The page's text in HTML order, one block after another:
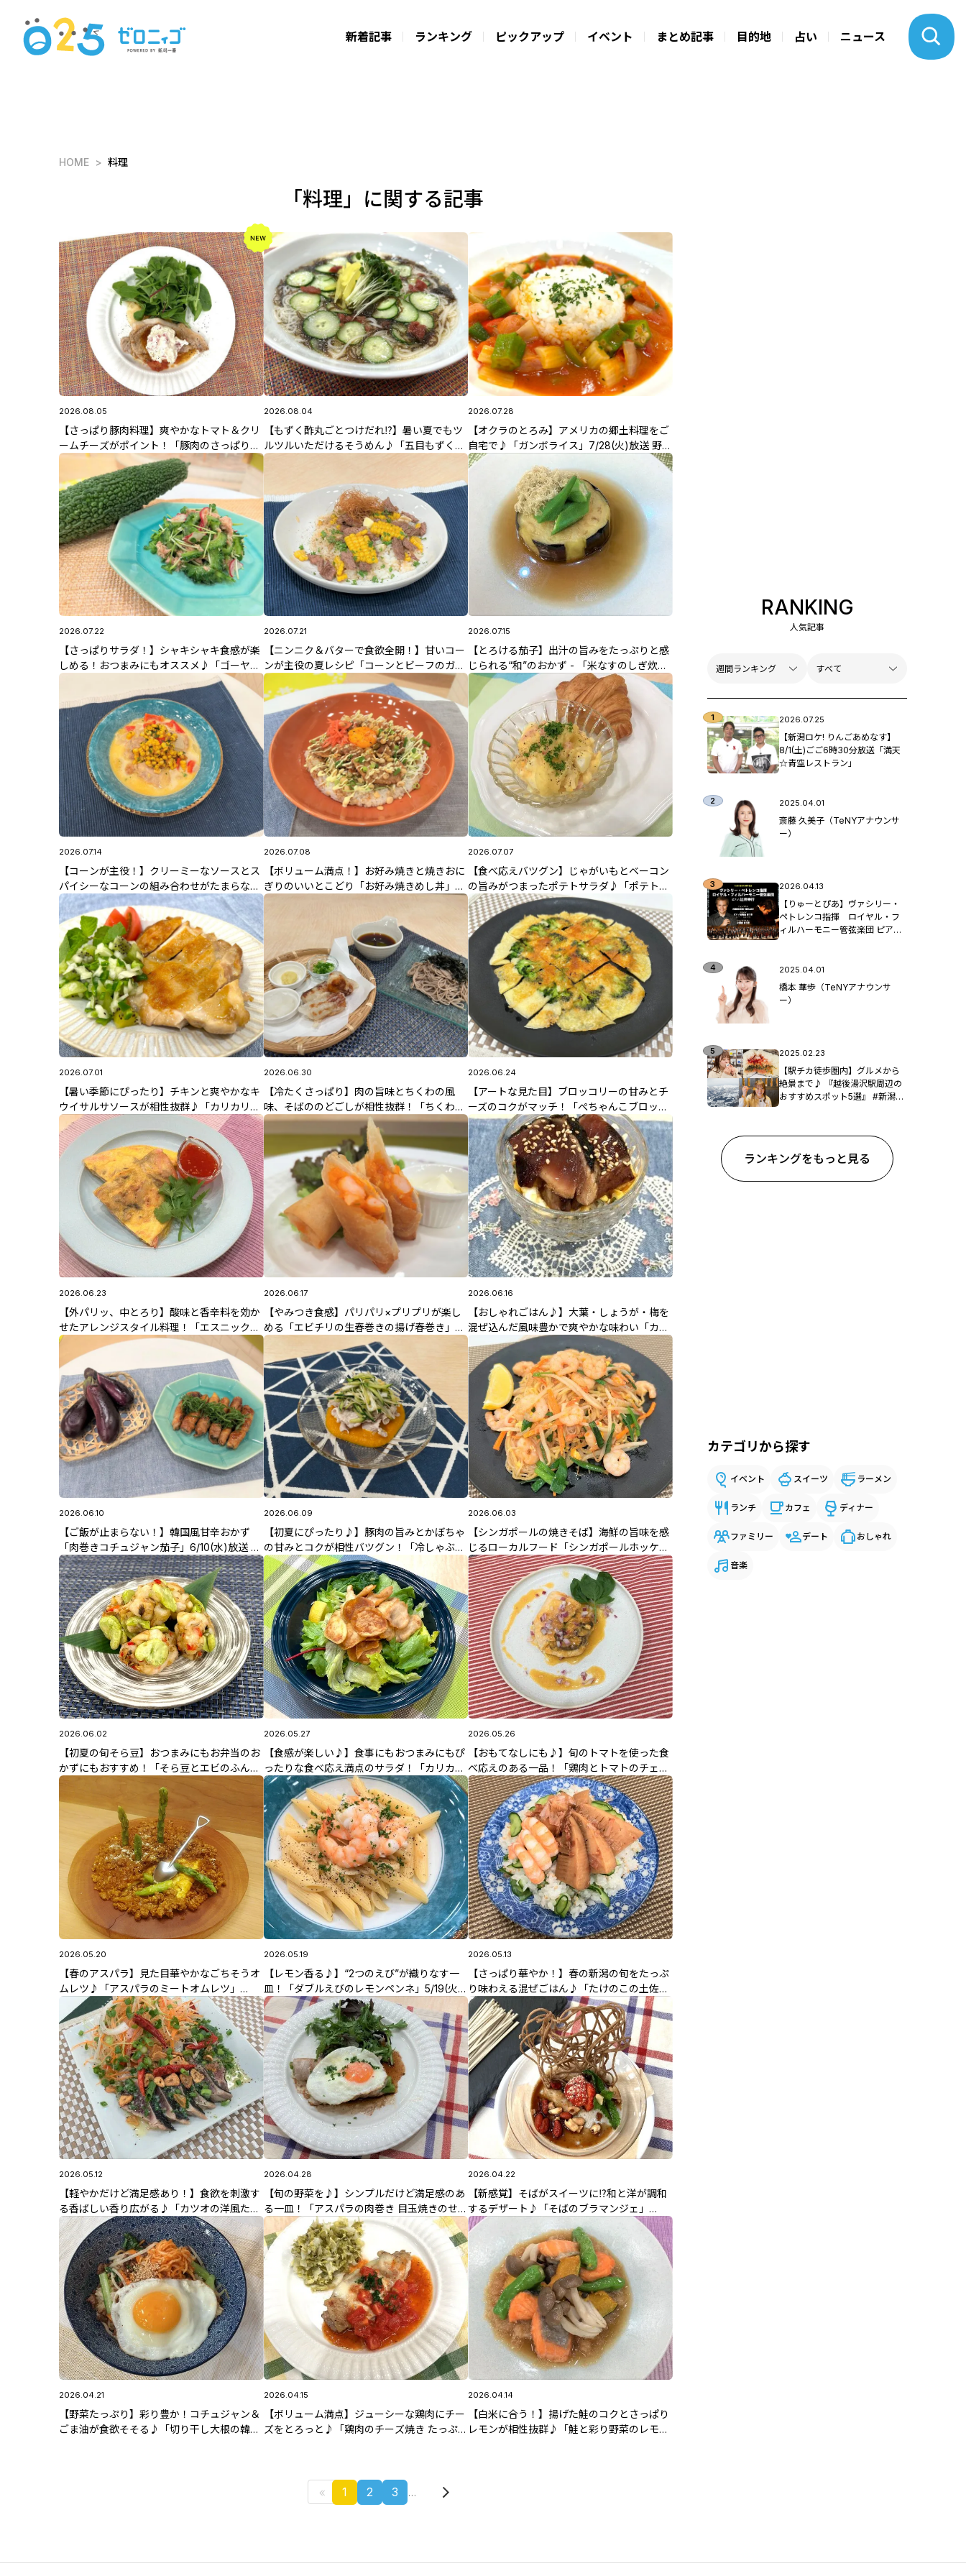
新着記事 ランキング ピックアップ イベント まとめ記事 目的地 占い ニュース
HOME 料理
「料理」に関する記事
2026.08.05
【さっぱり豚肉料理】爽やかなトマト＆クリ
ームチーズがポイント！「豚肉のさっぱりソ
テー トマトクリームチーズのせ」8/5(水)放
送 中島先生のレシピ
2026.08.04
【もずく酢丸ごとつけだれ⁉】暑い夏でもツ
ルツルいただけるそうめん♪「五目もずくそ
うめん」8/4(火)放送 佐藤智香子先生のレシ
ピ
2026.07.28
【オクラのとろみ】アメリカの郷土料理をご
自宅で♪「ガンボライス」7/28(火)放送 野股
先生のレシピ
2026.07.22
【さっぱりサラダ！】シャキシャキ食感が楽
しめる！おつまみにもオススメ♪「ゴーヤと
ツナの香りサラダ」7/22(水)放送 佐藤智香子
先生のレシピ
2026.07.21
【ニンニク＆バターで食欲全開！】甘いコー
ンが主役の夏レシピ「コーンとビーフのガー
リックバターライス」7/21(火)放送 野股先生
のレシピ
2026.07.15
【とろける茄子】出汁の旨みをたっぷりと感
じられる“和”のおかず - 「米なすのしぎ炊
き」 7/15(水)放送 佐藤智香子先生のレシピ
2026.07.14
【コーンが主役！】クリーミーなソースとス
パイシーなコーンの組み合わせがたまらない
♪「鶏肉のコーンクリーム煮 スパイスコーン
のせ」7/14(火)放送 中島先生のレシピ
2026.07.08
【ボリューム満点！】お好み焼きと焼きおに
ぎりのいいとこどり「お好み焼きめし丼」
7/8(水)放送 野股先生のレシピ
2026.07.07
【食べ応えバツグン】じゃがいもとベーコン
の旨みがつまったポテトサラダ♪「ポテトと
ベーコンのマヨサラダ」7/7(火)放送 中島先
生のレシピ
2026.07.01
【暑い季節にぴったり】チキンと爽やかなキ
ウイサルサソースが相性抜群♪「カリカリチ
キンソテーのキウイサルサソース」 7/1(水)
放送 佐藤智香子先生のレシピ
2026.06.30
【冷たくさっぱり】肉の旨味とちくわの風
味、そばののどごしが相性抜群！「ちくわ肉
詰め焼きのざるそば」6/30(火)放送 中島先生
のレシピ
2026.06.24
【アートな見た目】ブロッコリーの甘みとチ
ーズのコクがマッチ！「ぺちゃんこブロッコ
リーのチーズチヂミ」6/24(水)放送 野股先生
のレシピ
2026.06.23
【外パリッ、中とろり】酸味と香辛料を効か
せたアレンジスタイル料理！「エスニック風
ライスペーパー焼き」6/23(火)放送 智香子先
生のレシピ
2026.06.17
【やみつき食感】パリパリ×プリプリが楽し
める「エビチリの生春巻きの揚げ春巻き」
6/17(水)放送 野股先生のレシピ
2026.06.16
【おしゃれごはん♪】大葉・しょうが・梅を
混ぜ込んだ風味豊かで爽やかな味わい「カツ
オのカクテルライス」6/16(火)放送 中島先生
のレシピ
2026.06.10
【ご飯が止まらない！】韓国風甘辛おかず
「肉巻きコチュジャン茄子」6/10(水)放送 智
香子先生のレシピ
2026.06.09
【初夏にぴったり♪】豚肉の旨みとかぼちゃ
の甘みとコクが相性バツグン！「冷しゃぶの
かぼちゃソース」6/9(火)放送 中島先生のレ
シピ
2026.06.03
【シンガポールの焼きそば】海鮮の旨味を感
じるローカルフード「シンガポールホッケン
ミー」6/3(水)放送 野股先生のレシピ
2026.06.02
【初夏の旬そら豆】おつまみにもお弁当のお
かずにもおすすめ！「そら豆とエビのふんわ
り揚げ」6/2(火)放送 智香子先生のレシピ
2026.05.27
【食感が楽しい♪】食事にもおつまみにもぴ
ったりな食べ応え満点のサラダ！「カリカ
リ！ポテトとチキンのサラダ」5/27(水)放送
中島先生のレシピ
2026.05.26
【おもてなしにも♪】旬のトマトを使った食
べ応えのある一品！「鶏肉とトマトのチェダ
ーチーズ焼き」5/26(火)放送 智香子先生のレ
シピ
2026.05.20
【春のアスパラ】見た目華やかなごちそうオ
ムレツ♪「アスパラのミートオムレツ」
5/20(水)放送 野股先生のレシピ
2026.05.19
【レモン香る♪】“2つのえび”が織りなす一
皿！「ダブルえびのレモンペンネ」5/19(火)
放送 中島先生のレシピ
2026.05.13
【さっぱり華やか！】春の新潟の旬をたっぷ
り味わえる混ぜごはん♪「たけのこの土佐煮
と塩揉みきゅうりの混ぜご飯」5/13(水)放送
智香子先生のレシピ
2026.05.12
【軽やかだけど満足感あり！】食欲を刺激す
る香ばしい香り広がる♪「カツオの洋風たた
き」5/12(火)放送 野股先生のレシピ
2026.04.28
【旬の野菜を♪】シンプルだけど満足感のあ
る一皿！「アスパラの肉巻き 目玉焼きのせ」
4/28(水)放送 中島先生のレシピ
2026.04.22
【新感覚】そばがスイーツに⁉和と洋が調和
するデザート♪「そばのブラマンジェ」
4/22(水)放送 野股先生のレシピ
2026.04.21
【野菜たっぷり】彩り豊か！コチュジャン＆
ごま油が食欲そそる♪「切り干し大根の韓国
2026.04.15
【ボリューム満点】ジューシーな鶏肉にチー
ズをとろっと♪「鶏肉のチーズ焼き たっぷり
2026.04.14
【白米に合う！】揚げた鮭のコクとさっぱり
レモンが相性抜群♪「鮭と彩り野菜のレモン
1 2 3 …
RANKING
人気記事
2026.07.25
【新潟ロケ! りんごあめなす】
8/1(土)ごご6時30分放送「満天
☆青空レストラン」
2025.04.01
斎藤 久美子（TeNYアナウンサ
ー）
2026.04.13
【りゅーとぴあ】ヴァシリー・
ペトレンコ指揮 ロイヤル・フ
ィルハーモニー管弦楽団 ピア
2025.04.01
橋本 華歩（TeNYアナウンサ
ー）
2025.02.23
【駅チカ徒歩圏内】グルメから
絶景まで♪ 『越後湯沢駅周辺の
おすすめスポット5選』 #新潟観
ランキングをもっと見る
カテゴリから探す
イベント スイーツ ラーメン
ランチ カフェ ディナー
ファミリー デート おしゃれ
音楽